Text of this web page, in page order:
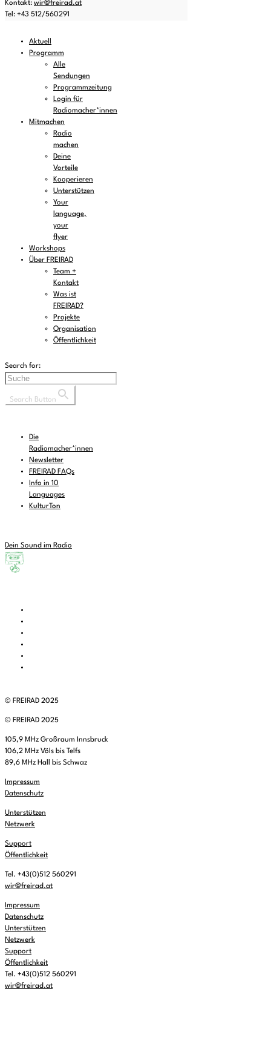
Kontakt: wir@freirad.at
Tel: +43 512/560291
Aktuell
Programm
Alle
Sendungen
Programmzeitung
Login für
Radiomacher*innen
Mitmachen
Radio
machen
Deine
Vorteile
Kooperieren
Unterstützen
Your
language,
your
flyer
Workshops
Über FREIRAD
Team +
Kontakt
Was ist
FREIRAD?
Projekte
Organisation
Öffentlichkeit
Search for:
Search Button
Die
Radiomacher*innen
Newsletter
FREIRAD FAQs
Info in 10
Languages
KulturTon
Dein Sound im Radio
© FREIRAD 2025
© FREIRAD 2025
105,9 MHz Großraum Innsbruck
106,2 MHz Völs bis Telfs
89,6 MHz Hall bis Schwaz
Impressum
Datenschutz
Unterstützen
Netzwerk
Support
Öffentlichkeit
Tel. +43(0)512 560291
wir@freirad.at
Impressum
Datenschutz
Unterstützen
Netzwerk
Support
Öffentlichkeit
Tel. +43(0)512 560291
wir@freirad.at